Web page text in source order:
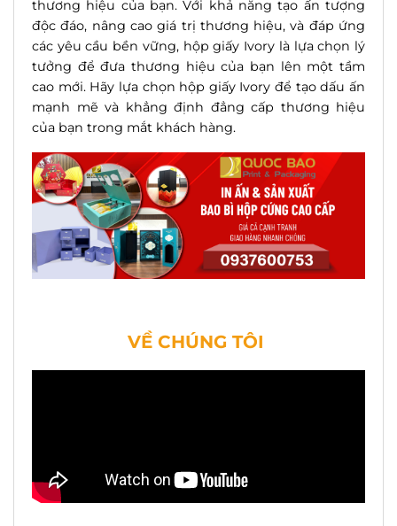
thương hiệu của bạn. Với khả năng tạo ấn tượng
độc đáo, nâng cao giá trị thương hiệu, và đáp ứng
các yêu cầu bền vững, hộp giấy Ivory là lựa chọn lý
tưởng để đưa thương hiệu của bạn lên một tầm
cao mới. Hãy lựa chọn hộp giấy Ivory để tạo dấu ấn
mạnh mẽ và khẳng định đẳng cấp thương hiệu
của bạn trong mắt khách hàng.
VỀ CHÚNG TÔI